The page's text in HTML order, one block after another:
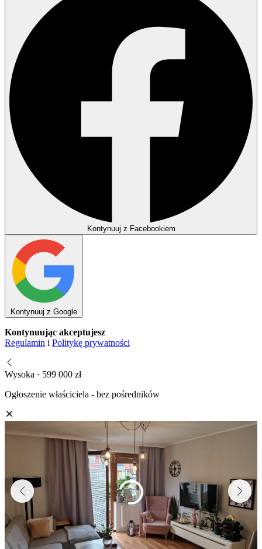
Kontynuuj z Facebookiem
Kontynuuj z Google
Kontynuując akceptujesz
Regulamin i Politykę prywatności
Wysoka · 599 000 zł
Ogłoszenie właściciela - bez pośredników